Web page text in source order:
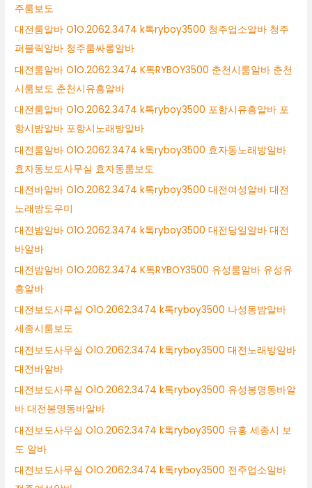
주룸보도
대전룸알바 O1O.2062.3474 k톡ryboy3500 청주업소알바 청주
퍼블릭알바 청주룸싸롱알바
대전룸알바 O1O.2062.3474 K톡RYBOY3500 춘천시룸알바 춘천
시룸보도 춘천시유흥알바
대전룸알바 O1O.2062.3474 k톡ryboy3500 포항시유흥알바 포
항시밤알바 포항시노래방알바
대전룸알바 O1O.2062.3474 k톡ryboy3500 효자동노래방알바
효자동보도사무실 효자동룸보도
대전바알바 O1O.2062.3474 k톡ryboy3500 대전여성알바 대전
노래방도우미
대전밤알바 O1O.2062.3474 k톡ryboy3500 대전당일알바 대전
바알바
대전밤알바 O1O.2062.3474 K톡RYBOY3500 유성룸알바 유성유
흥알바
대전보도사무실 O1O.2062.3474 k톡ryboy3500 나성동밤알바
세종시룸보도
대전보도사무실 O1O.2062.3474 k톡ryboy3500 대전노래방알바
대전바알바
대전보도사무실 O1O.2062.3474 k톡ryboy3500 유성봉명동바알
바 대전봉명동바알바
대전보도사무실 O1O.2062.3474 k톡ryboy3500 유흥 세종시 보
도 알바
대전보도사무실 O1O.2062.3474 k톡ryboy3500 전주업소알바